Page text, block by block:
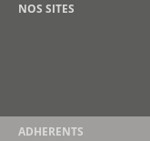
NOS SITES
ADHERENTS